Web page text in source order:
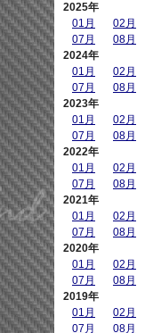
2025年
01月
02月
07月
08月
2024年
01月
02月
07月
08月
2023年
01月
02月
07月
08月
2022年
01月
02月
07月
08月
2021年
01月
02月
07月
08月
2020年
01月
02月
07月
08月
2019年
01月
02月
07月
08月